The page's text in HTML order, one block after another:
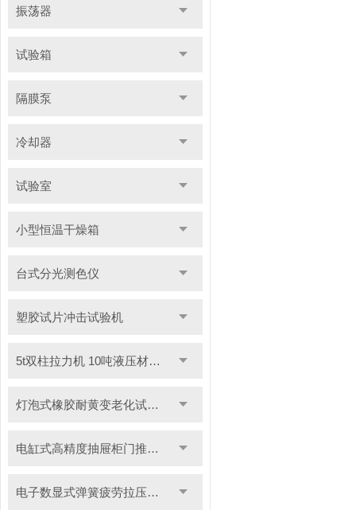
振荡器
试验箱
隔膜泵
冷却器
试验室
小型恒温干燥箱
台式分光测色仪
塑胶试片冲击试验机
5t双柱拉力机 10吨液压材料拉力试验机
灯泡式橡胶耐黄变老化试验机
电缸式高精度抽屉柜门推拉试验机
电子数显式弹簧疲劳拉压试验机